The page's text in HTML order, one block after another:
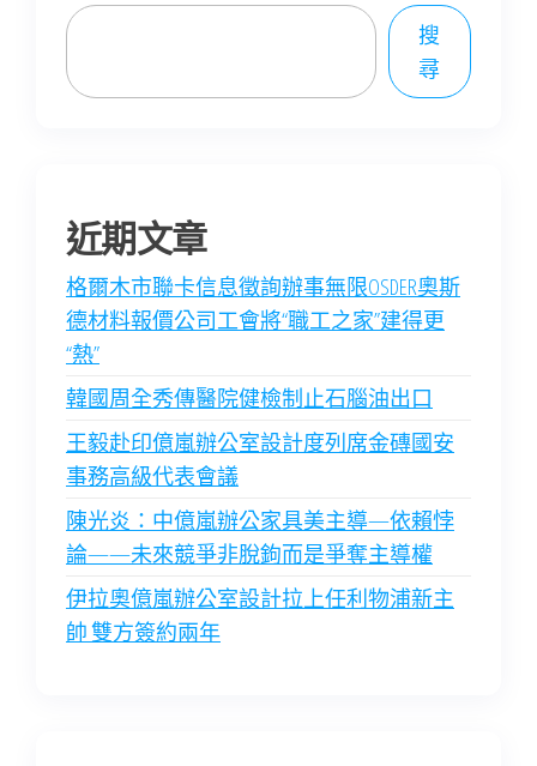
搜
尋
近期文章
格爾木市聯卡信息徵詢辦事無限OSDER奧斯
德材料報價公司工會將“職工之家”建得更
“熱”
韓國周全秀傳醫院健檢制止石腦油出口
王毅赴印億嵐辦公室設計度列席金磚國安
事務高級代表會議
陳光炎：中億嵐辦公家具美主導—依賴悖
論——未來競爭非脫鉤而是爭奪主導權
伊拉奧億嵐辦公室設計拉上任利物浦新主
帥 雙方簽約兩年